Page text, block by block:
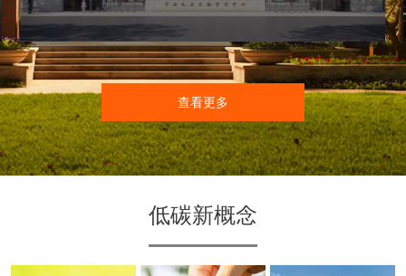
查看更多
低碳新概念